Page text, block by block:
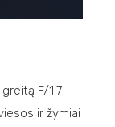
F/1.7
ir žymiai